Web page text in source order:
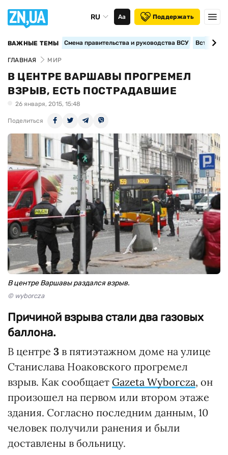
RU Аа Поддержать
ВАЖНЫЕ ТЕМЫ Смена правительства и руководства ВСУ
ГЛАВНАЯ МИР
В ЦЕНТРЕ ВАРШАВЫ ПРОГРЕМЕЛ
ВЗРЫВ, ЕСТЬ ПОСТРАДАВШИЕ
26 января, 2015, 15:48
Поделиться
В центре Варшавы раздался взрыв.
© wyborcza
Причиной взрыва стали два газовых
баллона.
В центре 3 в пятиэтажном доме на улице
Станислава Ноаковского прогремел
взрыв. Как сообщает Gazeta Wyborcza, он
произошел на первом или втором этаже
здания. Согласно последним данным, 10
человек получили ранения и были
доставлены в больницу.